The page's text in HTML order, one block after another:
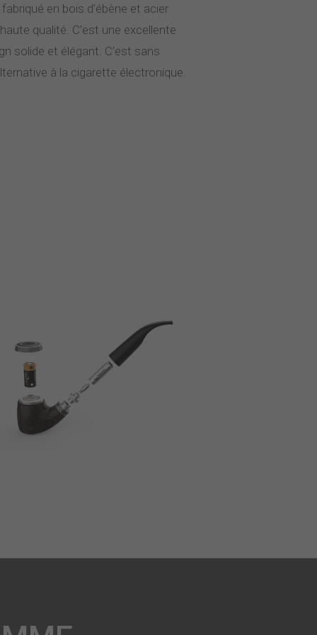
en bois d’ébène et acier
qualité. C’est une excellente
solide et élégant. C’est sans
à la cigarette électronique.